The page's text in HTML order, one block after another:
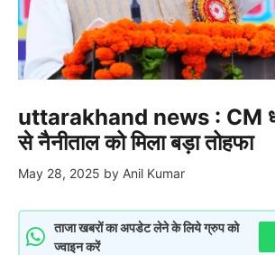
uttarakhand news : CM
से नैनीताल को मिला बड़ा तोहफा
May 28, 2025 by Anil Kumar
ताजा खबरों का अपडेट लेने के लिये ग्रुप को
ज्वाइन करें